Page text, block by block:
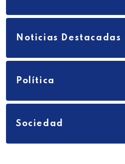
Noticias Destacadas
Política
Sociedad